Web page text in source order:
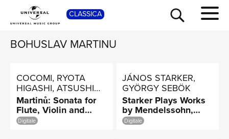
CLASSICA
BOHUSLAV MARTINU
COCOMI, RYOTA
HIGASHI, ATSUSHI
YAMANAKA
Martinů: Sonata for
Flute, Violin and
Piano, H. 254: I.
Allegro poco
Digitale
JÁNOS STARKER,
GYÖRGY SEBÖK
Starker Plays Works
by Mendelssohn,
Martinu, Chopin,
Debussy, Bartok and
Digitale
SHOP